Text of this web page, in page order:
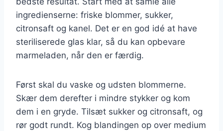
ingredienserne: friske blommer, sukker,
citronsaft og kanel. Det er en god idé at have
steriliserede glas klar, så du kan opbevare
marmeladen, når den er færdig.
Først skal du vaske og udsten blommerne.
Skær dem derefter i mindre stykker og kom
dem i en gryde. Tilsæt sukker og citronsaft, og
rør godt rundt. Kog blandingen op over medium